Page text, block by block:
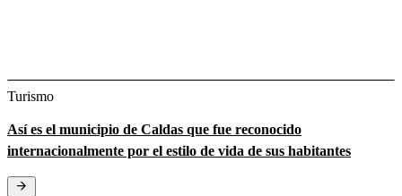
Turismo
Así es el municipio de Caldas que fue reconocido
internacionalmente por el estilo de vida de sus habitantes